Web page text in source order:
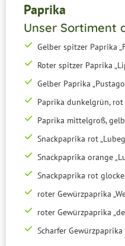
Paprika
Unser Sortiment
Gelber spitzer Paprika
Roter spitzer Paprika
Gelber Paprika
Paprika dunkelgrün, rot
Paprika mittelgroß,
Snackpaprika rot
Snackpaprika orange
Snackpaprika rot
roter Gewürzpaprika
roter Gewürzpaprika
Scharfer Gewürzpaprika